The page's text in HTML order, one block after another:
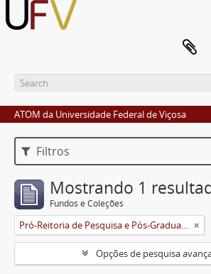
ATOM da Universidade Federal de Viçosa
Filtros
Mostrando 1
Fundos e Coleções
Pró-Reitoria de Pesquisa e Pós-Graduação
Opções de pesquisa